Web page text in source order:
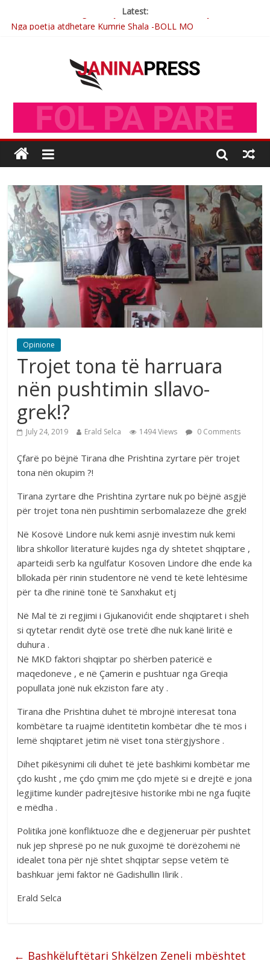
Latest:
Nga poetja atdhetare Kumrie Shala -BOLL MO
Çlirimtari Mentor Mushkolaj nderohet me mirenjohje nga
Xhevdet Qeriqi Dega e invalidëve në Fushë Kosovë
Postim me vlera nga artistja e mirëfilltë Mimoza Gjoni
Opinione
Trojet tona të harruara
nën pushtimin sllavo-
grek!?
July 24, 2019 Erald Selca 1494 Views 0 Comments
Çfarë po bëjnë Tirana dhe Prishtina zyrtare për trojet
tona nën okupim ?!
Tirana zyrtare dhe Prishtina zyrtare nuk po bëjnë asgjë
për trojet tona nën pushtimin serbomalazeze dhe grek!
Në Kosovë Lindore nuk kemi asnjë investim nuk kemi
libra shkollor literaturë kujdes nga dy shtetet shqiptare ,
aparteidi serb ka ngulfatur Kosoven Lindore dhe ende ka
bllokada për rinin studentore në vend të ketë lehtësime
për ta dhe rininë tonë të Sanxhakut etj
Në Mal të zi regjimi i Gjukanovićit ende shqiptaret i sheh
si qytetar rendit dytë ose tretë dhe nuk kanë liritë e
duhura .
Në MKD faktori shqiptar po shërben patericë e
maqedoneve , e në Çamerin e pushtuar nga Greqia
popullata jonë nuk ekziston fare aty .
Tirana dhe Prishtina duhet të mbrojnë interesat tona
kombëtare ta ruajmë identitetin kombëtar dhe të mos i
lemë shqiptaret jetim në viset tona stërgjyshore .
Dihet pikësynimi cili duhet të jetë bashkimi kombëtar me
çdo kusht , me çdo çmim me çdo mjetë si e drejtë e jona
legjitime kundër padrejtësive historike mbi ne nga fuqitë
e mëdha .
Politika jonë konfliktuoze dhe e degjeneruar për pushtet
nuk jep shpresë po ne nuk guxojmë të dorëzohemi në
idealet tona për një shtet shqiptar sepse vetëm të
bashkuar jemi faktor në Gadishullin Ilirik .
Erald Selca
← Bashkëluftëtari Shkëlzen Zeneli mbështet